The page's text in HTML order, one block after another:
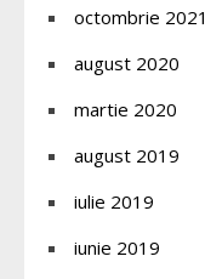
octombrie 2021
august 2020
martie 2020
august 2019
iulie 2019
iunie 2019